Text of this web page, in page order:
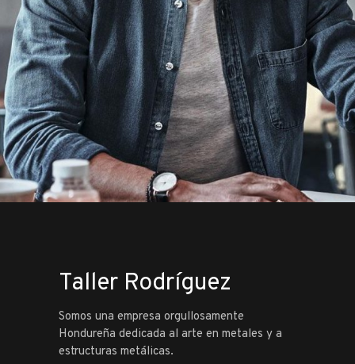
Taller Rodríguez
Somos una empresa orgullosamente
Hondureña dedicada al arte en metales y a
estructuras metálicas.